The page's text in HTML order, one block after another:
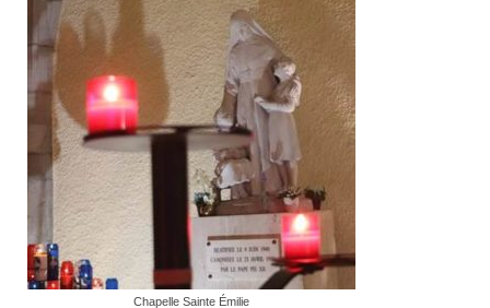
Chapelle Sainte Émilie